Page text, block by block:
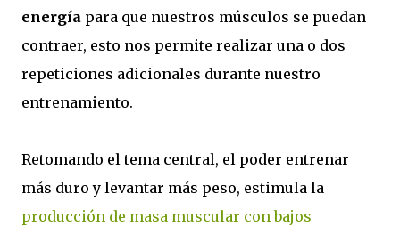
energía para que nuestros músculos se puedan
contraer, esto nos permite realizar una o dos
repeticiones adicionales durante nuestro
entrenamiento.
Retomando el tema central, el poder entrenar
más duro y levantar más peso, estimula la
producción de masa muscular con bajos